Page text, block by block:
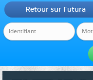
Retour sur Futura